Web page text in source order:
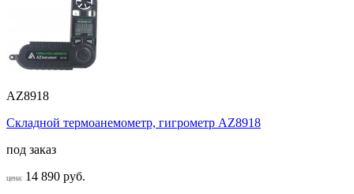
AZ8918
Складной термоанемометр, гигрометр AZ8918
под заказ
цена: 14 890 руб.